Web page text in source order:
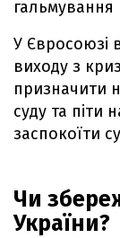
гальмування
У Євросоюзі
виходу з
призначити
суду та піти
заспокоїти
Чи
України?